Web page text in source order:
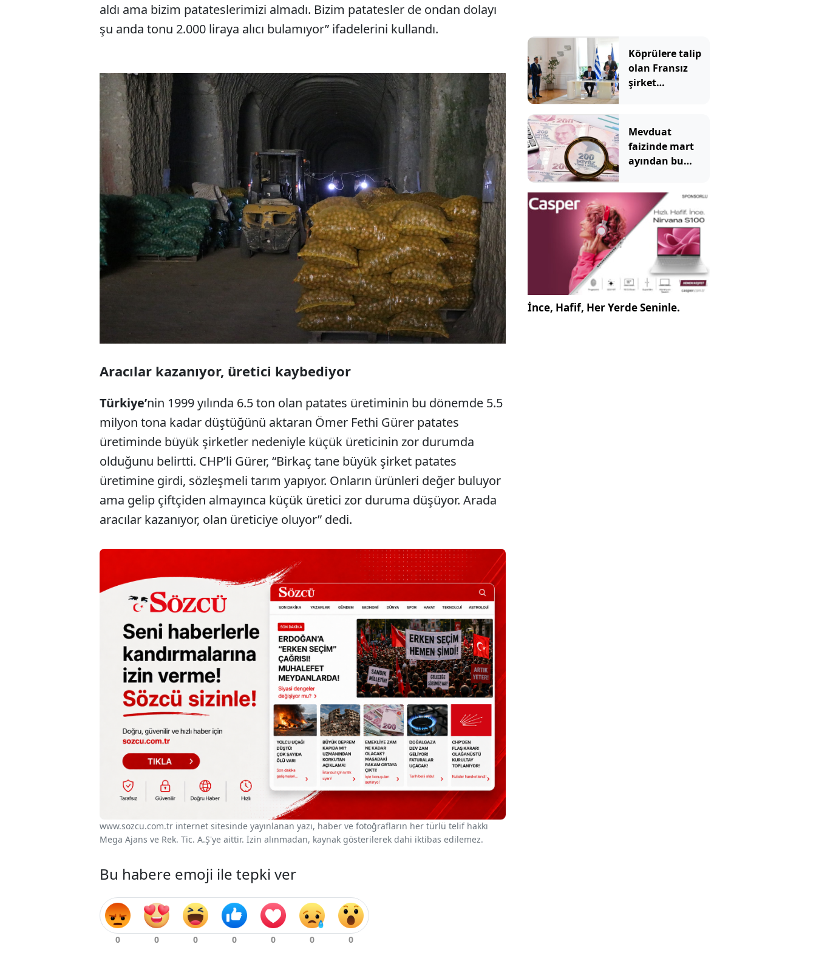
aldı ama bizim patateslerimizi almadı. Bizim patatesler de ondan dolayı
şu anda tonu 2.000 liraya alıcı bulamıyor” ifadelerini kullandı.
Aracılar kazanıyor, üretici kaybediyor
Türkiye’nin 1999 yılında 6.5 ton olan patates üretiminin bu dönemde 5.5
milyon tona kadar düştüğünü aktaran Ömer Fethi Gürer patates
üretiminde büyük şirketler nedeniyle küçük üreticinin zor durumda
olduğunu belirtti. CHP’li Gürer, “Birkaç tane büyük şirket patates
üretimine girdi, sözleşmeli tarım yapıyor. Onların ürünleri değer buluyor
ama gelip çiftçiden almayınca küçük üretici zor duruma düşüyor. Arada
aracılar kazanıyor, olan üreticiye oluyor” dedi.
www.sozcu.com.tr internet sitesinde yayınlanan yazı, haber ve fotoğrafların her türlü telif hakkı
Mega Ajans ve Rek. Tic. A.Ş'ye aittir. İzin alınmadan, kaynak gösterilerek dahi iktibas edilemez.
Bu habere emoji ile tepki ver
Köprülere talip
olan Fransız
şirket
döşüyor
Mevduat
faizinde mart
ayından bu
yaşandı!
İnce, Hafif, Her Yerde Seninle.